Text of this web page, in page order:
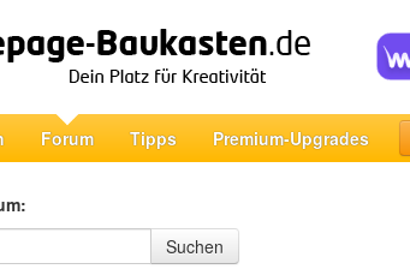
Forum Tipps Premium-Upgrades
Suchen